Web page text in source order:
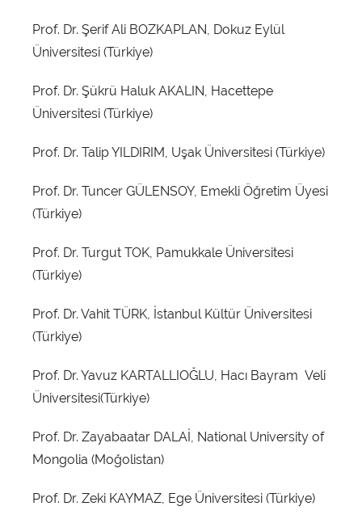
Prof. Dr. Şerif Ali BOZKAPLAN, Dokuz Eylül
Üniversitesi (Türkiye)
Prof. Dr. Şükrü Haluk AKALIN, Hacettepe
Üniversitesi (Türkiye)
Prof. Dr. Talip YILDIRIM, Uşak Üniversitesi (Türkiye)
Prof. Dr. Tuncer GÜLENSOY, Emekli Öğretim Üyesi
(Türkiye)
Prof. Dr. Turgut TOK, Pamukkale Üniversitesi
(Türkiye)
Prof. Dr. Vahit TÜRK, İstanbul Kültür Üniversitesi
(Türkiye)
Prof. Dr. Yavuz KARTALLIOĞLU, Hacı Bayram Veli
Üniversitesi(Türkiye)
Prof. Dr. Zayabaatar DALAİ, National University of
Mongolia (Moğolistan)
Prof. Dr. Zeki KAYMAZ, Ege Üniversitesi (Türkiye)